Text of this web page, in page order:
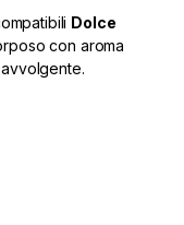
Dolce
con aroma